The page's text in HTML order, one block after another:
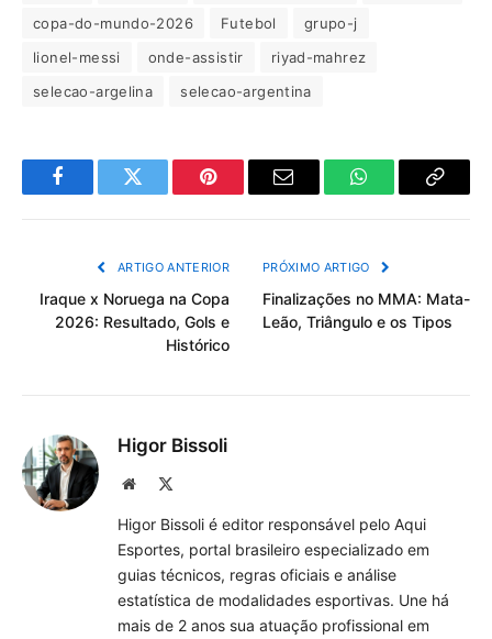
copa-do-mundo-2026 Futebol
grupo-j
lionel-messi
onde-assistir
riyad-mahrez
selecao-argelina
selecao-argentina
FacebookTwitter Pinterest Email WhatsAppCopiar
ARTIGO ANTERIOR
Iraque x Noruega na Copa
2026: Resultado, Gols e
Histórico
PRÓXIMO ARTIGO
Finalizações no MMA: Mata-
Leão, Triângulo e os Tipos
Higor Bissoli
Site
Higor Bissoli é editor responsável pelo Aqui
Esportes, portal brasileiro especializado em
guias técnicos, regras oficiais e análise
estatística de modalidades esportivas. Une há
mais de 2 anos sua atuação profissional em